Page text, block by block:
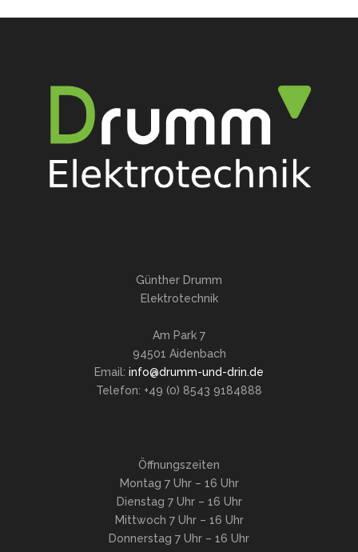
Günther Drumm
Elektrotechnik
Am Park 7
94501 Aidenbach
Email: info@drumm-und-drin.de
Telefon: +49 (0) 8543 9184888
Öffnungszeiten
Montag 7 Uhr – 16 Uhr
Dienstag 7 Uhr – 16 Uhr
Mittwoch 7 Uhr – 16 Uhr
Donnerstag 7 Uhr – 16 Uhr